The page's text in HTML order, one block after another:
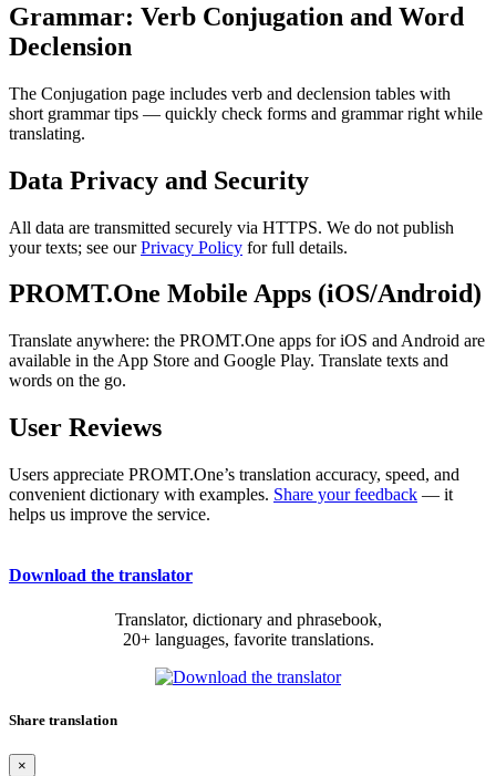
Grammar: Verb Conjugation and Word
Declension
The Conjugation page includes verb and declension tables with
short grammar tips — quickly check forms and grammar right while
translating.
Data Privacy and Security
All data are transmitted securely via HTTPS. We do not publish
your texts; see ourPrivacy Policy for full details.
PROMT.One Mobile Apps (iOS/Android)
Translate anywhere: the PROMT.One apps for iOS and Android are
available in the App Store and Google Play. Translate texts and
words on the go.
User Reviews
Users appreciate PROMT.One’s translation accuracy, speed, and
convenient dictionary with examples. Share your feedback — it
helps us improve the service.
Download the translator
Translator, dictionary and phrasebook,
20+ languages, favorite translations.
Share translation
×